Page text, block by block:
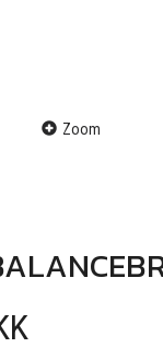
Zoom